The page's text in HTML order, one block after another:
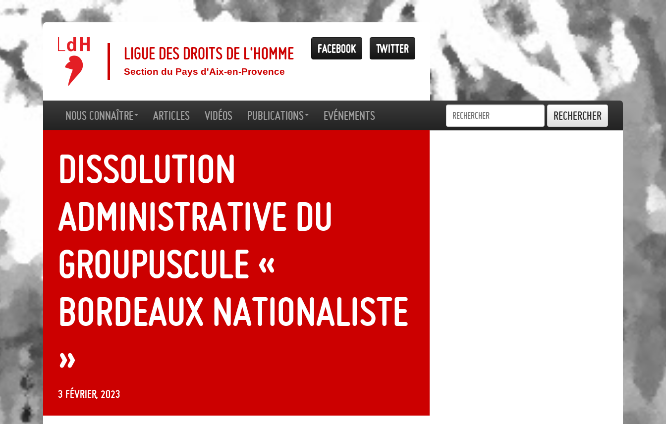
Twitter
Facebook
Ligue des droits de l'Homme
Section du Pays d'Aix-en-Provence
Nous connaître Articles Vidéos Publications Evénements Rechercher
Dissolution
administrative du
groupuscule «
Bordeaux nationaliste
»
3 février, 2023